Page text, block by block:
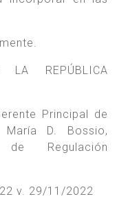
LA REPÚBLICA
Principal de
D. Bossio,
de Regulación
v. 29/11/2022